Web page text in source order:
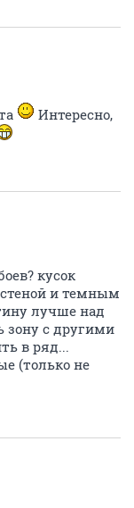
Интересно,
кусок
и темным
лучше над
зону с другими
в ряд...
(только не